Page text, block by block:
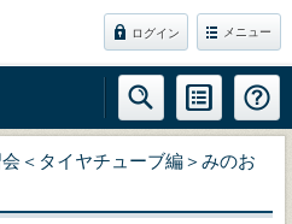
ログイン メニュー
＜タイヤチューブ編＞みのお